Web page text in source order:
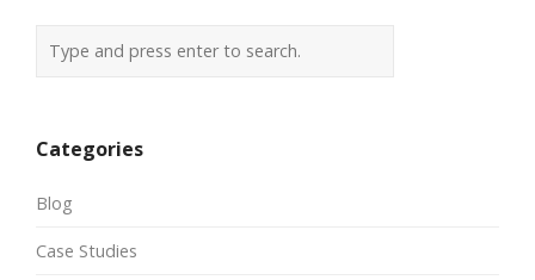
Categories
Blog
Case Studies